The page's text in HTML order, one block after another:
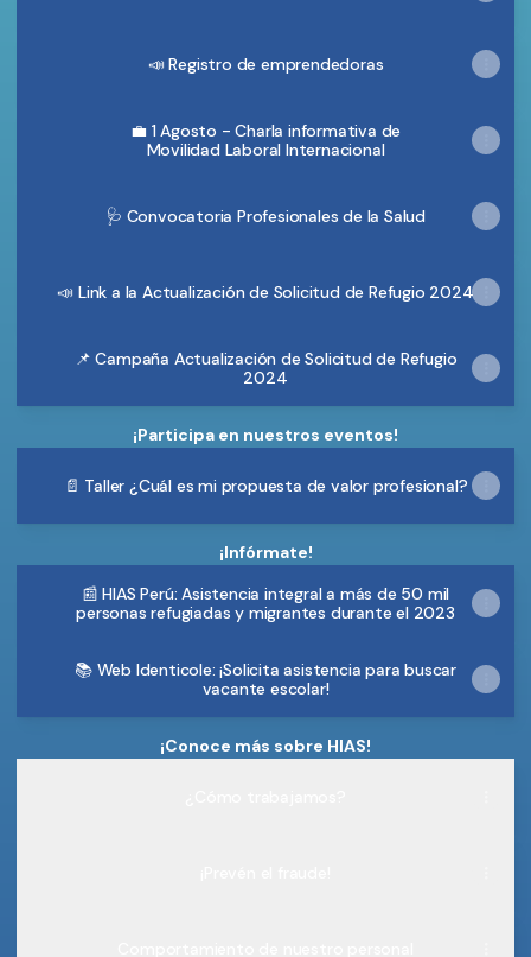
📣 Registro de emprendedoras
💼 1 Agosto - Charla informativa de
Movilidad Laboral Internacional
🩺 Convocatoria Profesionales de la Salud
📣 Link a la Actualización de Solicitud de Refugio 2024
📌 Campaña Actualización de Solicitud de Refugio
2024
¡Participa en nuestros eventos!
📄 Taller ¿Cuál es mi propuesta de valor profesional?
¡Infórmate!
📰 HIAS Perú: Asistencia integral a más de 50 mil
personas refugiadas y migrantes durante el 2023
📚 Web Identicole: ¡Solicita asistencia para buscar
vacante escolar!
¡Conoce más sobre HIAS!